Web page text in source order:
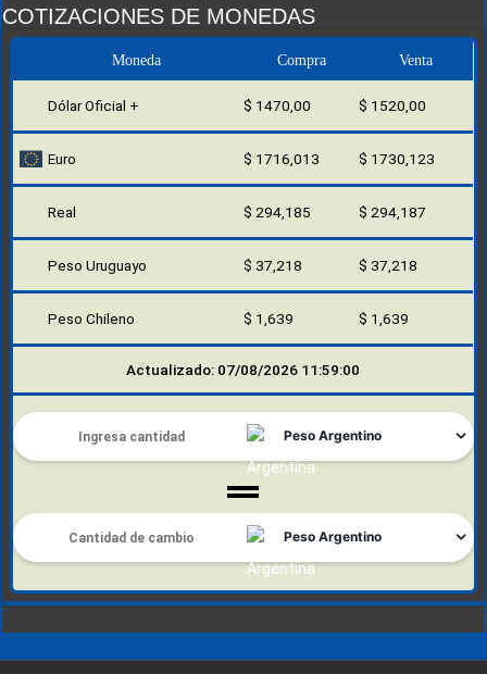
COTIZACIONES DE MONEDAS
Moneda Compra Venta
Dólar Oficial + $ 1470,00 $ 1520,00
Euro $ 1716,013 $ 1730,123
Real $ 294,185 $ 294,187
Peso Uruguayo $ 37,218 $ 37,218
Peso Chileno $ 1,639 $ 1,639
Actualizado: 07/08/2026 11:59:00